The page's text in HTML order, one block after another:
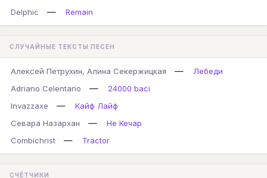
Delphic
— Remain
СЛУЧАЙНЫЕ ТЕКСТЫ ПЕСЕН
Алексей Петрухин, Алина Секержицкая —
Лебеди
Adriano Celentano
—
24000 baci
Invazzaxe
—
Кайф Лайф
Севара Назархан
—
Не Кечар
Combichrist
— Tractor
СЧЁТЧИКИ